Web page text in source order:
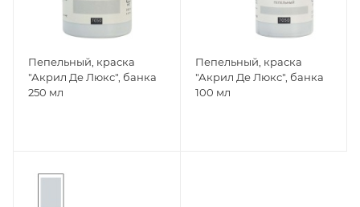
Пепельный, краска
"Акрил Де Люкс", банка
250 мл
Пепельный, краска
"Акрил Де Люкс", банка
100 мл